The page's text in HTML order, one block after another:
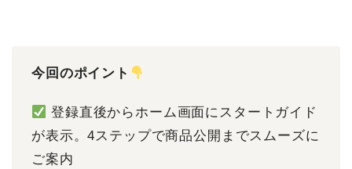
今回のポイント
登録直後からホーム画面にスタートガイド
が表示。4ステップで商品公開までスムーズに
ご案内